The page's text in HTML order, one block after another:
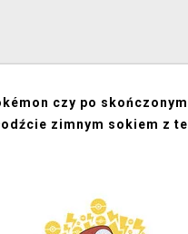
czy po
zimnym sokiem z